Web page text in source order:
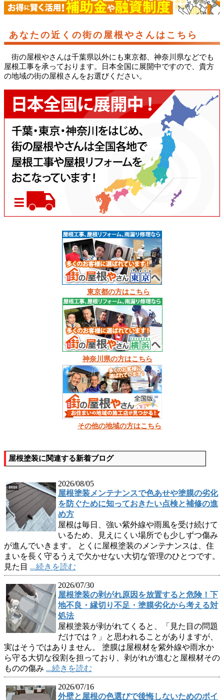
あなたの近くの街の屋根やさんはこちら
街の屋根やさんは千葉県以外にも東京都、神奈川県などでも
屋根工事を承っております。日本全国に展開中ですので、貴方
の地域の街の屋根さんをお選びください。
東京都の方はこちら
神奈川県の方はこちら
その他の地域の方はこちら
屋根塗装に関連する新着ブログ
2026/08/05
屋根塗装メンテナンスで色あせや塗膜の劣化
を防ぐために知っておきたい点検と補修の進
め方
屋根は毎日、強い紫外線や雨風を受け続けて
いるため、見えにくい場所でも少しずつ傷み
が進んでいきます。 とくに屋根塗装のメンテナンスは、住
まいを長く守るうえで欠かせない大切な管理のひとつです。
見た目 ...続きを読む
2026/07/30
屋根塗装の剥がれ原因を放置すると危険！下
地不良・縁切り不足・塗膜劣化から考える対
処法
屋根塗装が剥がれてくると、「見た目の問題
だけでは？」と思われることがありますが、
実はそうではありません。 塗膜は屋根材を紫外線や雨水か
ら守る大切な役割を担っており、剥がれが進むと屋根材その
ものの傷み ...続きを読む
2026/07/16
外壁と屋根の色選びで後悔しないためのポイ